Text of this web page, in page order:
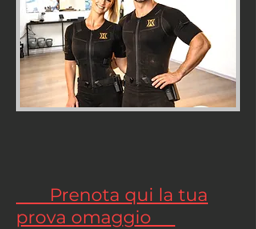
Prenota qui la tua
prova omaggio